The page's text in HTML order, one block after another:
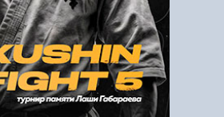
Регистрация